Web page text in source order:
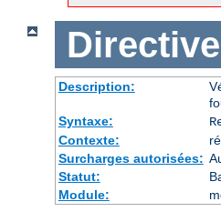
Directive
Description:
Syntaxe:
Contexte:
Surcharges autorisées:
Statut:
Module: